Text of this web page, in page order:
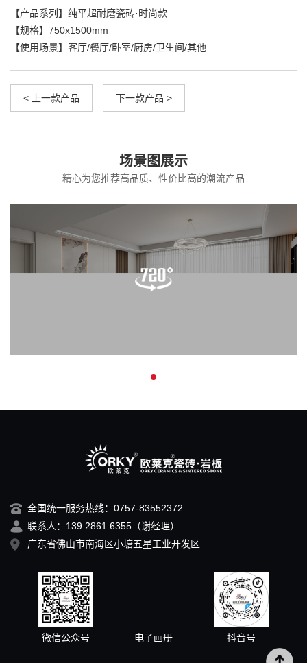
【产品系列】纯平超耐磨瓷砖·时尚款
【规格】750x1500mm
【使用场景】客厅/餐厅/卧室/厨房/卫生间/其他
< 上一款产品 下一款产品 >
场景图展示
精心为您推荐高品质、性价比高的潮流产品
全国统一服务热线：0757-83552372
联系人：139 2861 6355（谢经理）
广东省佛山市南海区小塘五星工业开发区
微信公众号 电子画册 抖音号